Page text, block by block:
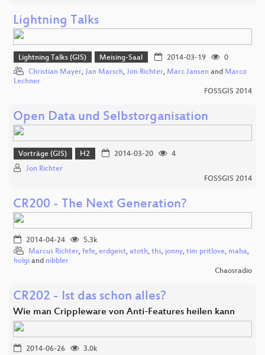
Lightning Talks
Lightning Talks (GIS) Meising-Saal 2014-03-19
0
Christian Mayer, Jan Marsch, Jon Richter, Marc Jansen and Marco
Lechner
FOSSGIS 2014
Open Data und Selbstorganisation
Vorträge (GIS) H2 2014-03-20
4
Jon Richter
FOSSGIS 2014
CR200 - The Next Generation?
2014-04-24
5.3k
Marcus Richter, fefe, erdgeist, atoth, ths, jonny, tim pritlove, maha,
holgi and nibbler
Chaosradio
CR202 - Ist das schon alles?
Wie man Crippleware von Anti-Features heilen kann
2014-06-26
3.0k